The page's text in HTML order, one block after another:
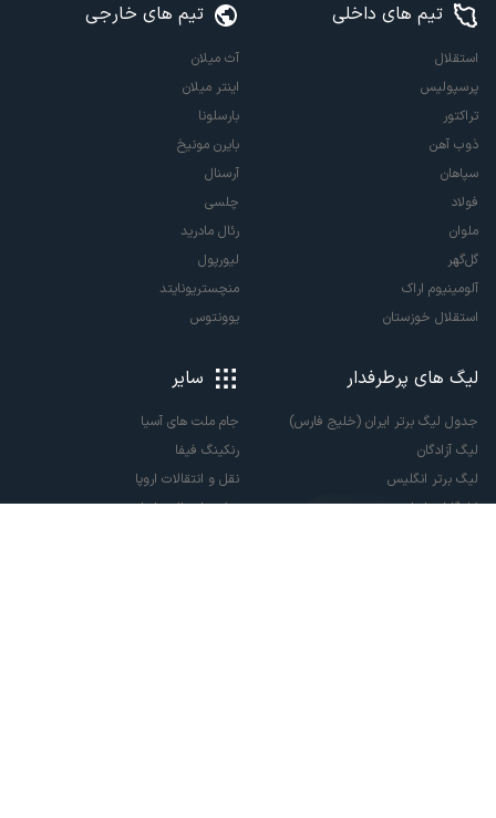
تیم های داخلی
استقلال
پرسپولیس
تراکتور
ذوب آهن
سپاهان
فولاد
ملوان
گل‌گهر
آلومینیوم اراک
استقلال خوزستان
تیم های خارجی
آث میلان
اینتر میلان
بارسلونا
بایرن مونیخ
آرسنال
چلسی
رئال مادرید
لیورپول
منچستریونایتد
یوونتوس
لیگ های پرطرفدار
جدول لیگ برتر ایران (خلیج فارس)
لیگ آزادگان
لیگ برتر انگلیس
لالیگا اسپانیا
سایر
جام ملت های آسیا
رنکینگ فیفا
نقل و انتقالات اروپا
نقل و انتقالات ایران